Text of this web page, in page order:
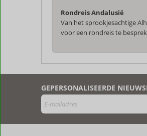
Rondreis Andalusië
Van het sprookjesachtige
voor een rondreis te
door
klanten
GEPERSONALISEERDE